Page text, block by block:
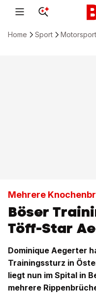
Home Sport Motorsport
Mehrere
Böser
Töff-Star
Dominique Aegerter
Trainingssturz in
liegt nun im Spital in
mehrere